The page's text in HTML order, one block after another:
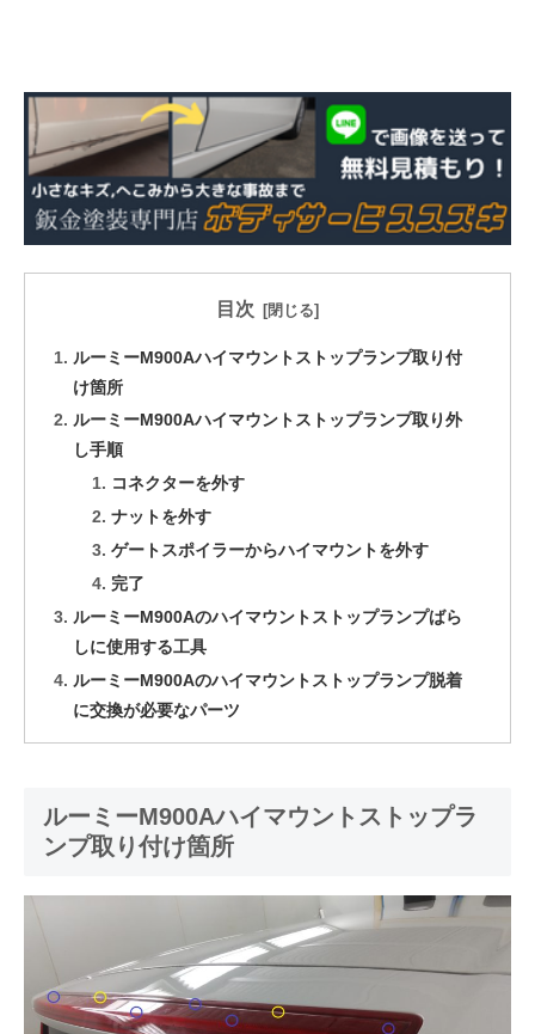
目次
ルーミーM900Aハイマウントストップランプ取り付
け箇所
ルーミーM900Aハイマウントストップランプ取り外
し手順
コネクターを外す
ナットを外す
ゲートスポイラーからハイマウントを外す
完了
ルーミーM900Aのハイマウントストップランプばら
しに使用する工具
ルーミーM900Aのハイマウントストップランプ脱着
に交換が必要なパーツ
ルーミーM900Aハイマウントストップラ
ンプ取り付け箇所